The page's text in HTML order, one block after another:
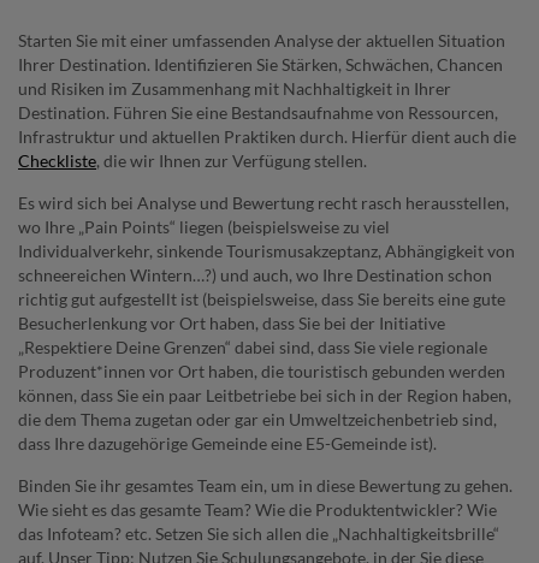
Starten Sie mit einer umfassenden Analyse der aktuellen Situation
Ihrer Destination. Identifizieren Sie Stärken, Schwächen, Chancen
und Risiken im Zusammenhang mit Nachhaltigkeit in Ihrer
Destination. Führen Sie eine Bestandsaufnahme von Ressourcen,
Infrastruktur und aktuellen Praktiken durch. Hierfür dient auch die
Checkliste, die wir Ihnen zur Verfügung stellen.
Es wird sich bei Analyse und Bewertung recht rasch herausstellen,
wo Ihre „Pain Points“ liegen (beispielsweise zu viel
Individualverkehr, sinkende Tourismusakzeptanz, Abhängigkeit von
schneereichen Wintern…?) und auch, wo Ihre Destination schon
richtig gut aufgestellt ist (beispielsweise, dass Sie bereits eine gute
Besucherlenkung vor Ort haben, dass Sie bei der Initiative
„Respektiere Deine Grenzen“ dabei sind, dass Sie viele regionale
Produzent*innen vor Ort haben, die touristisch gebunden werden
können, dass Sie ein paar Leitbetriebe bei sich in der Region haben,
die dem Thema zugetan oder gar ein Umweltzeichenbetrieb sind,
dass Ihre dazugehörige Gemeinde eine E5-Gemeinde ist).
Binden Sie ihr gesamtes Team ein, um in diese Bewertung zu gehen.
Wie sieht es das gesamte Team? Wie die Produktentwickler? Wie
das Infoteam? etc. Setzen Sie sich allen die „Nachhaltigkeitsbrille“
auf. Unser Tipp: Nutzen Sie Schulungsangebote, in der Sie diese